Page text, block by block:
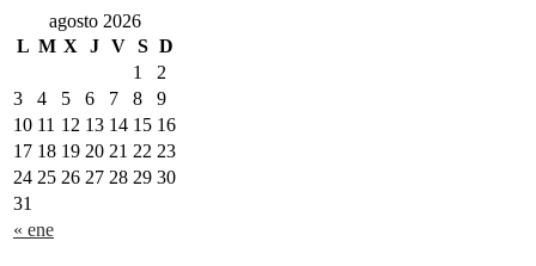
agosto 2026
L M X J V S D
« ene
1
2
3
4 5 6 7 8
9
10 11 12 13 14 15 16
17 18 19 20 21 22 23
24 25 26 27 28 29 30
31